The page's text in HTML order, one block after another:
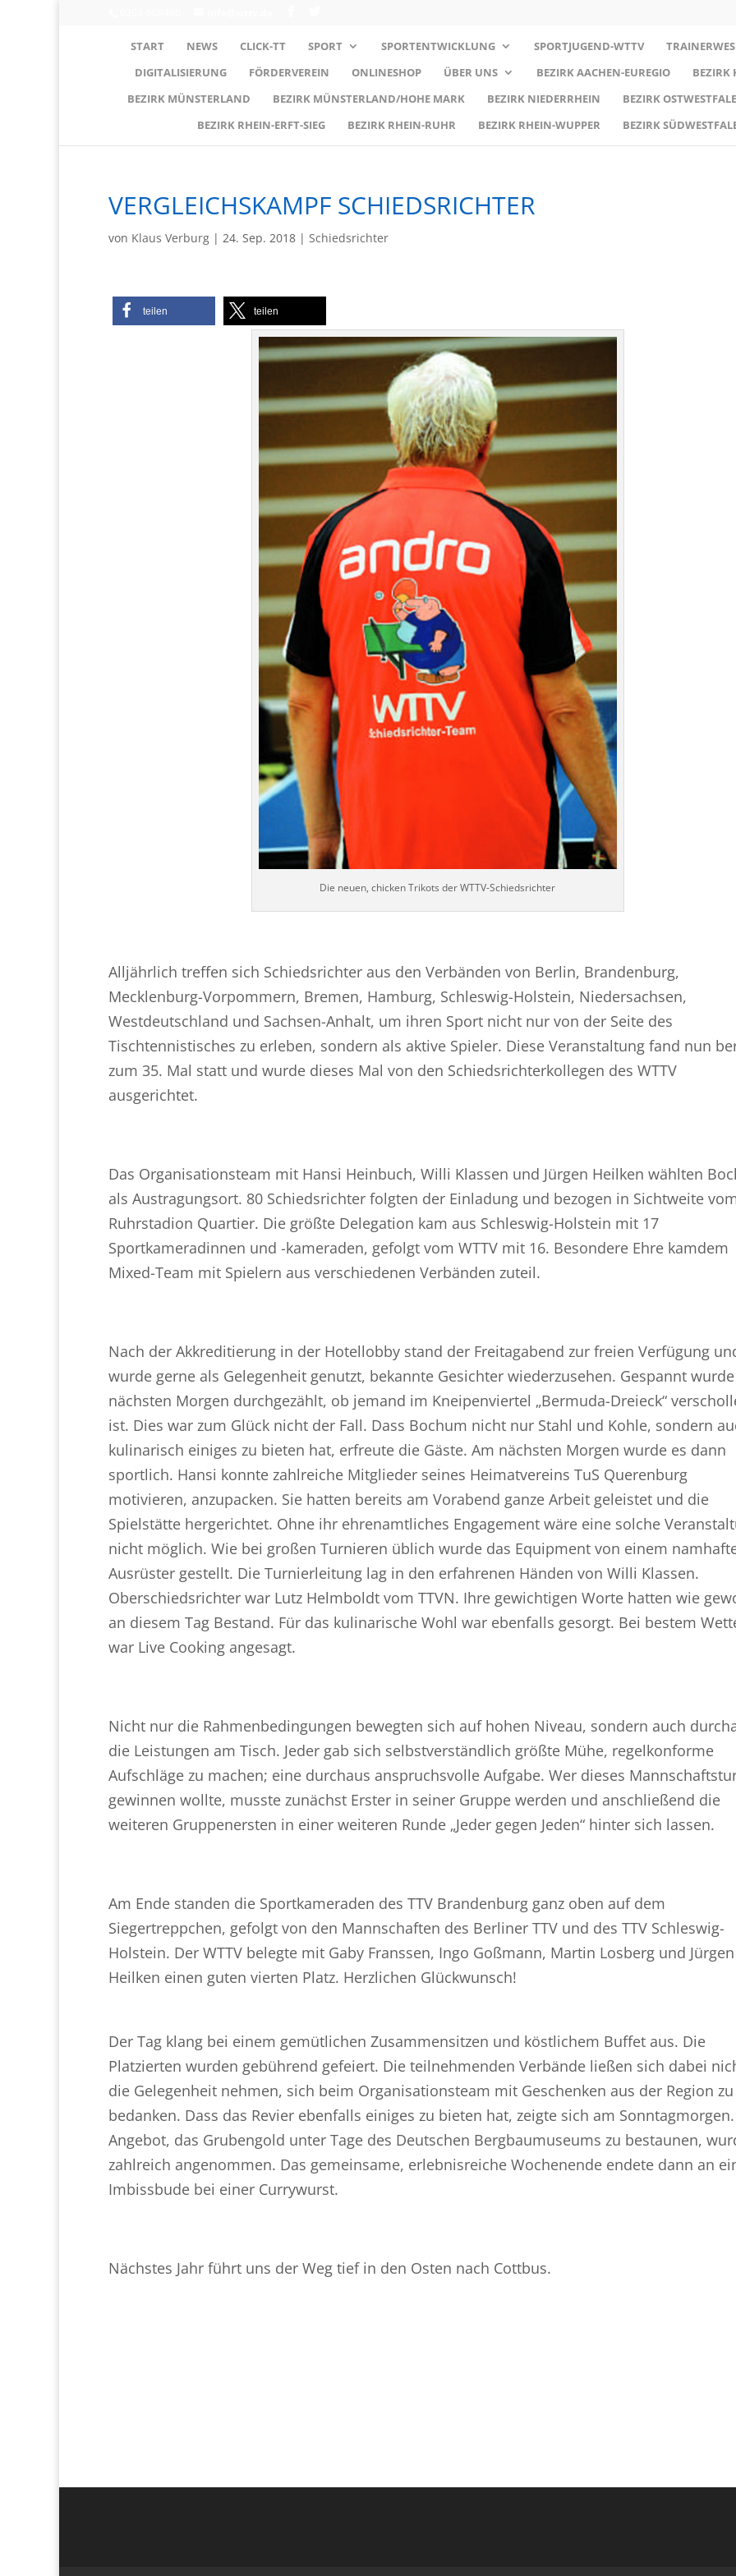
START NEWS CLICK-TT SPORT SPORTENTWICKLUNG SPORTJUGEND-WTTV
DIGITALISIERUNG
FÖRDERVEREIN ONLINESHOP ÜBER UNS BEZIRK AACHEN-EUREGIO
BEZIRK
BEZIRK MÜNSTERLAND
BEZIRK MÜNSTERLAND/HOHE MARK BEZIRK NIEDERRHEIN
BEZIRK
BEZIRK RHEIN-ERFT-SIEG
BEZIRK RHEIN-RUHR BEZIRK RHEIN-WUPPER BEZIRK
VERGLEICHSKAMPF SCHIEDSRICHTER
von Klaus Verburg | 24. Sep. 2018 | Schiedsrichter
teilen teilen
Die neuen, chicken Trikots der WTTV-Schiedsrichter
Alljährlich treffen sich Schiedsrichter aus den Verbänden von Berlin, Brandenburg,
Mecklenburg-Vorpommern, Bremen, Hamburg, Schleswig-Holstein, Niedersachsen,
Westdeutschland und Sachsen-Anhalt, um ihren Sport nicht nur von der Seite des
Tischtennistisches zu erleben, sondern als aktive Spieler. Diese Veranstaltung fand nun
zum 35. Mal statt und wurde dieses Mal von den Schiedsrichterkollegen des WTTV
ausgerichtet.
Das Organisationsteam mit Hansi Heinbuch, Willi Klassen und Jürgen Heilken wählten
als Austragungsort. 80 Schiedsrichter folgten der Einladung und bezogen in Sichtweite
Ruhrstadion Quartier. Die größte Delegation kam aus Schleswig-Holstein mit 17
Sportkameradinnen und -kameraden, gefolgt vom WTTV mit 16. Besondere Ehre kamdem
Mixed-Team mit Spielern aus verschiedenen Verbänden zuteil.
Nach der Akkreditierung in der Hotellobby stand der Freitagabend zur freien Verfügung
wurde gerne als Gelegenheit genutzt, bekannte Gesichter wiederzusehen. Gespannt
nächsten Morgen durchgezählt, ob jemand im Kneipenviertel „Bermuda-Dreieck“
ist. Dies war zum Glück nicht der Fall. Dass Bochum nicht nur Stahl und Kohle, sondern
kulinarisch einiges zu bieten hat, erfreute die Gäste. Am nächsten Morgen wurde es dann
sportlich. Hansi konnte zahlreiche Mitglieder seines Heimatvereins TuS Querenburg
motivieren, anzupacken. Sie hatten bereits am Vorabend ganze Arbeit geleistet und die
Spielstätte hergerichtet. Ohne ihr ehrenamtliches Engagement wäre eine solche
nicht möglich. Wie bei großen Turnieren üblich wurde das Equipment von einem
Ausrüster gestellt. Die Turnierleitung lag in den erfahrenen Händen von Willi Klassen.
Oberschiedsrichter war Lutz Helmboldt vom TTVN. Ihre gewichtigen Worte hatten wie
an diesem Tag Bestand. Für das kulinarische Wohl war ebenfalls gesorgt. Bei bestem
war Live Cooking angesagt.
Nicht nur die Rahmenbedingungen bewegten sich auf hohen Niveau, sondern auch
die Leistungen am Tisch. Jeder gab sich selbstverständlich größte Mühe, regelkonforme
Aufschläge zu machen; eine durchaus anspruchsvolle Aufgabe. Wer dieses
gewinnen wollte, musste zunächst Erster in seiner Gruppe werden und anschließend die
weiteren Gruppenersten in einer weiteren Runde „Jeder gegen Jeden“ hinter sich lassen.
Am Ende standen die Sportkameraden des TTV Brandenburg ganz oben auf dem
Siegertreppchen, gefolgt von den Mannschaften des Berliner TTV und des TTV Schleswig-
Holstein. Der WTTV belegte mit Gaby Franssen, Ingo Goßmann, Martin Losberg und Jürgen
Heilken einen guten vierten Platz. Herzlichen Glückwunsch!
Der Tag klang bei einem gemütlichen Zusammensitzen und köstlichem Buffet aus. Die
Platzierten wurden gebührend gefeiert. Die teilnehmenden Verbände ließen sich dabei
die Gelegenheit nehmen, sich beim Organisationsteam mit Geschenken aus der Region zu
bedanken. Dass das Revier ebenfalls einiges zu bieten hat, zeigte sich am
Angebot, das Grubengold unter Tage des Deutschen Bergbaumuseums zu bestaunen,
zahlreich angenommen. Das gemeinsame, erlebnisreiche Wochenende endete dann an
Imbissbude bei einer Currywurst.
Nächstes Jahr führt uns der Weg tief in den Osten nach Cottbus.